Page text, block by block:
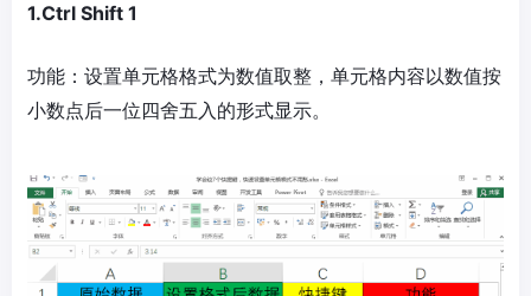
1.Ctrl Shift 1
功能：设置单元格格式为数值取整，单元格内容以数值按
小数点后一位四舍五入的形式显示。